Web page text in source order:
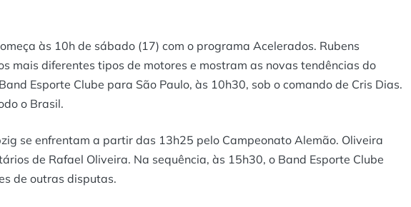
às 10h de sábado (17) com o programa Acelerados. Rubens
mais diferentes tipos de motores e mostram as novas tendências do
Esporte Clube para São Paulo, às 10h30, sob o comando de Cris Dias.
o Brasil.
se enfrentam a partir das 13h25 pelo Campeonato Alemão. Oliveira
de Rafael Oliveira. Na sequência, às 15h30, o Band Esporte Clube
de outras disputas.